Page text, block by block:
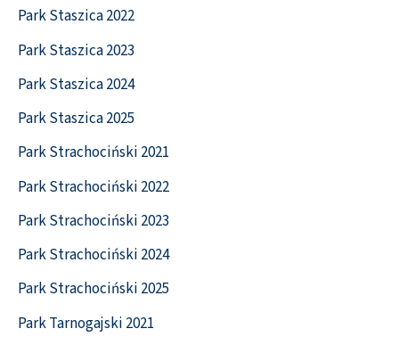
Park Staszica 2022
Park Staszica 2023
Park Staszica 2024
Park Staszica 2025
Park Strachociński 2021
Park Strachociński 2022
Park Strachociński 2023
Park Strachociński 2024
Park Strachociński 2025
Park Tarnogajski 2021